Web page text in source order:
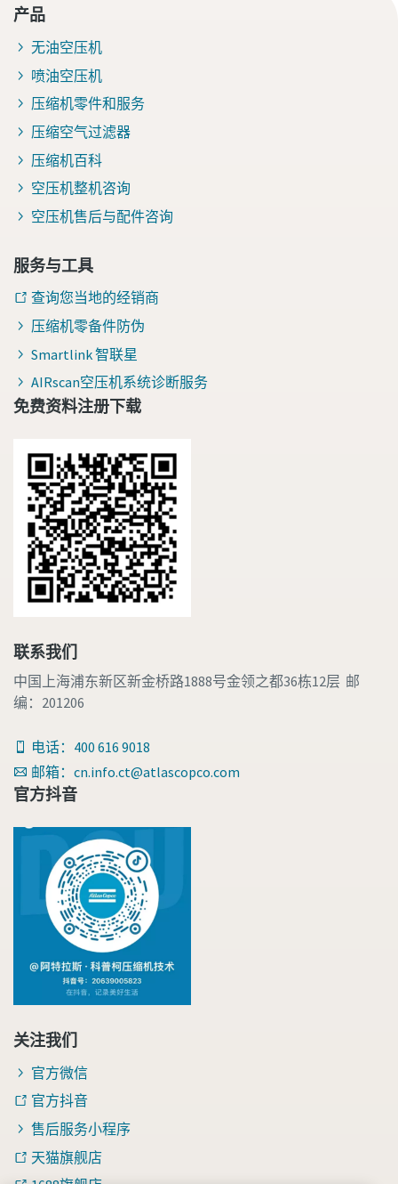
产品
无油空压机
喷油空压机
压缩机零件和服务
压缩空气过滤器
压缩机百科
空压机整机咨询
空压机售后与配件咨询
服务与工具
查询您当地的经销商
压缩机零备件防伪
Smartlink 智联星
AIRscan空压机系统诊断服务
免费资料注册下载
联系我们
中国上海浦东新区新金桥路1888号金领之都36栋12层 邮
编：201206
电话：400 616 9018
邮箱：cn.info.ct@atlascopco.com
官方抖音
关注我们
官方微信
官方抖音
售后服务小程序
天猫旗舰店